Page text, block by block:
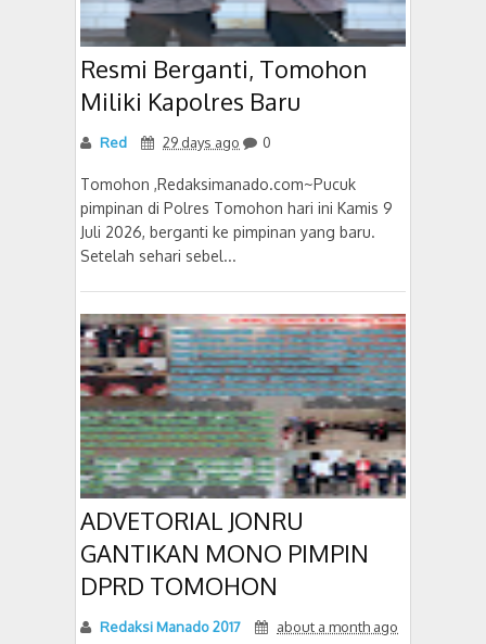
Resmi Berganti, Tomohon
Miliki Kapolres Baru
Red 29 days ago 0
Tomohon ,Redaksimanado.com~Pucuk
pimpinan di Polres Tomohon hari ini Kamis 9
Juli 2026, berganti ke pimpinan yang baru.
Setelah sehari sebel...
ADVETORIAL JONRU
GANTIKAN MONO PIMPIN
DPRD TOMOHON
Redaksi Manado 2017
about a month ago